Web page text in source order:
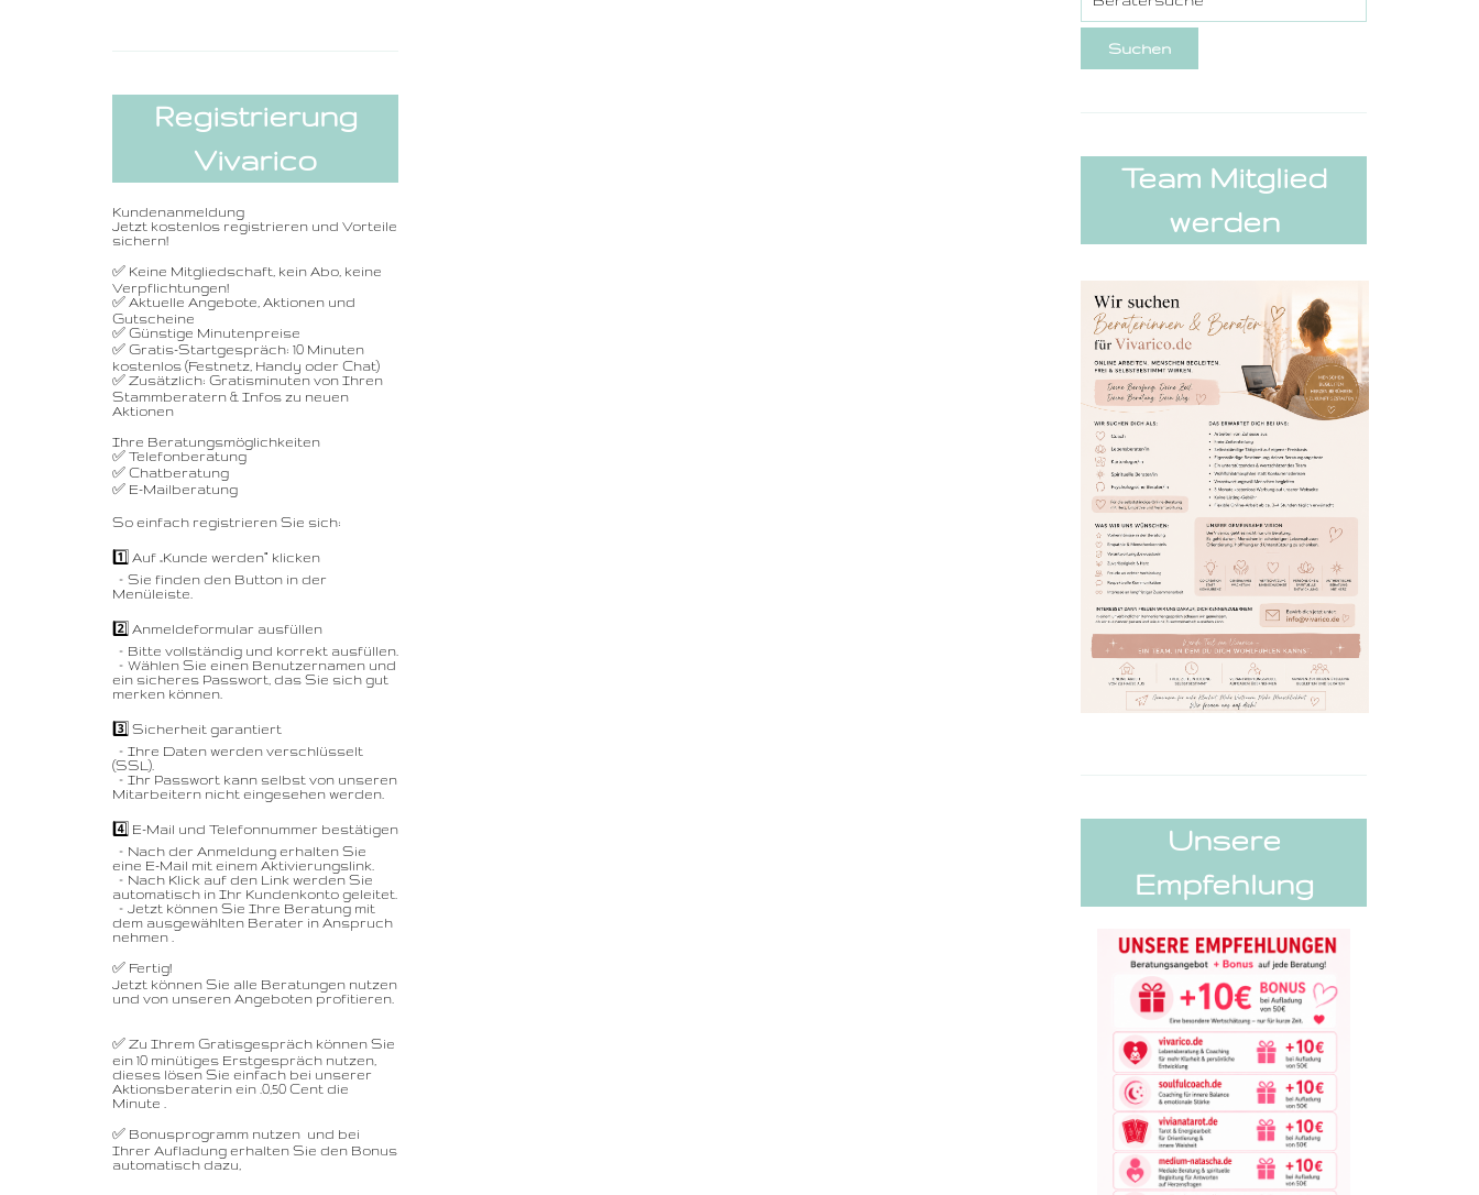
Registrierung
Vivarico
Kundenanmeldung
Jetzt kostenlos registrieren und Vorteile
sichern!
✅ Keine Mitgliedschaft, kein Abo, keine
Verpflichtungen!
✅ Aktuelle Angebote, Aktionen und
Gutscheine
✅ Günstige Minutenpreise
✅ Gratis-Startgespräch: 10 Minuten
kostenlos (Festnetz, Handy oder Chat)
✅ Zusätzlich: Gratisminuten von Ihren
Stammberatern & Infos zu neuen
Aktionen
Ihre Beratungsmöglichkeiten
✅ Telefonberatung
✅ Chatberatung
✅ E-Mailberatung
So einfach registrieren Sie sich:
1️⃣ Auf „Kunde werden“ klicken
– Sie finden den Button in der
Menüleiste.
2️⃣ Anmeldeformular ausfüllen
– Bitte vollständig und korrekt ausfüllen.
– Wählen Sie einen Benutzernamen und
ein sicheres Passwort, das Sie sich gut
merken können.
3️⃣ Sicherheit garantiert
– Ihre Daten werden verschlüsselt
(SSL).
– Ihr Passwort kann selbst von unseren
Mitarbeitern nicht eingesehen werden.
4️⃣ E-Mail und Telefonnummer bestätigen
– Nach der Anmeldung erhalten Sie
eine E-Mail mit einem Aktivierungslink.
– Nach Klick auf den Link werden Sie
automatisch in Ihr Kundenkonto geleitet.
– Jetzt können Sie Ihre Beratung mit
dem ausgewählten Berater in Anspruch
nehmen .
✅ Fertig!
Jetzt können Sie alle Beratungen nutzen
und von unseren Angeboten profitieren.
✅ Zu Ihrem Gratisgespräch können Sie
ein 10 minütiges Erstgespräch nutzen,
dieses lösen Sie einfach bei unserer
Aktionsberaterin ein .0,50 Cent die
Minute .
✅ Bonusprogramm nutzen und bei
Ihrer Aufladung erhalten Sie den Bonus
automatisch dazu,
Team Mitglied
werden
Unsere
Empfehlung